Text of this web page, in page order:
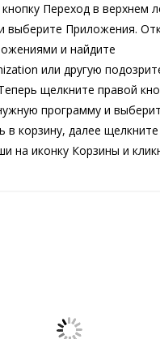
Переход в верхнем
и выберите Приложения.
и найдите
или другую
щелкните правой
программу и
в корзину, далее
на иконку Корзины и